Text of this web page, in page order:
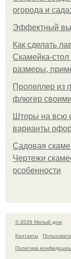
огорода и
Эффектный
Как сделать
Скамейка-
размеры,
Пропеллер из
флюгер
Шторы на всю
варианты
Садовая
Чертежи
особенности
© 2026 Милый дом
Контакты
Политика